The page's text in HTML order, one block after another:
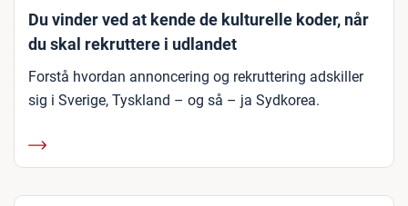
Du vinder ved at kende de kulturelle koder, når
du skal rekruttere i udlandet
Forstå hvordan annoncering og rekruttering adskiller
sig i Sverige, Tyskland – og så – ja Sydkorea.